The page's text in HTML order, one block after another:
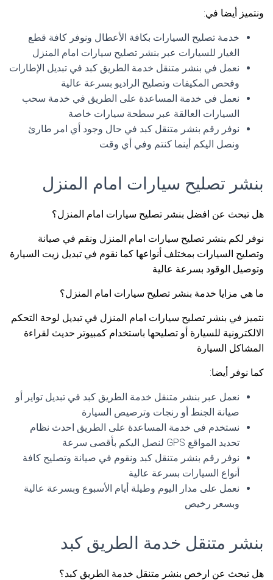
ونتميز أيضا في:
خدمة تصليح السيارات بكافة الأعطال ونوفر كافة قطع
الغيار للسيارات عبر بنشر تصليح سيارات امام المنزل
نعمل في بنشر متنقل خدمة الطريق كبد في تبديل الإطارات
وفحص المكيفات وتصليح الراديو بسرعة عالية
نعمل في خدمة المساعدة على الطريق في خدمة سحب
السيارات العالقة عبر سطحة سيارات خاصة
نوفر رقم بنشر متنقل كبد في حال وجود أي امر طارئ
ونصل اليكم أينما كنتم وفي أي وقت
بنشر تصليح سيارات امام المنزل
هل تبحث عن افضل بنشر تصليح سيارات امام المنزل؟
نوفر لكم بنشر تصليح سيارات امام المنزل ونقم في صيانة
وتصليح السيارات بمختلف أنواعها كما نقوم في تبديل زيت السيارة
وتوصيل الوقود بسرعة عالية
ما هي مزايا خدمة بنشر تصليح سيارات امام المنزل؟
نتميز في بنشر تصليح سيارات امام المنزل في تبديل لوحة التحكم
الالكترونية للسيارة أو تصليحها باستخدام كمبيوتر حديث لقراءة
المشاكل السيارة
كما نوفر أيضا:
نعمل عبر بنشر متنقل خدمة الطريق كبد في تبديل تواير أو
صيانة الجنط أو رنجات وترصيص السيارة
نستخدم في خدمة المساعدة على الطريق احدث نظام
تحديد المواقع GPS لنصل اليكم بأقصى سرعة
نوفر رقم بنشر متنقل كبد ونقوم في صيانة وتصليح كافة
أنواع السيارات بسرعة عالية
نعمل على مدار اليوم وطيلة أيام الأسبوع وبسرعة عالية
وبسعر رخيص
بنشر متنقل خدمة الطريق كبد
هل تبحث عن ارخص بنشر متنقل خدمة الطريق كبد؟